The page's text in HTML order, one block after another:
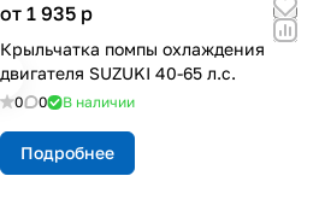
от 1 935 p
Крыльчатка помпы охлаждения
двигателя SUZUKI 40-65 л.с.
0 0 В наличии
Подробнее